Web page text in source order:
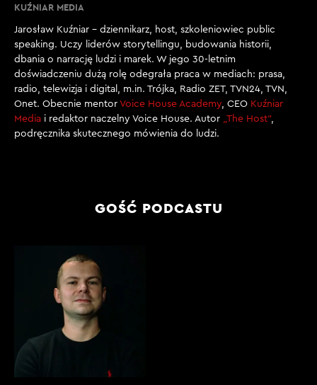
KUŹNIAR MEDIA
Jarosław Kuźniar – dziennikarz, host, szkoleniowiec public
speaking. Uczy liderów storytellingu, budowania historii,
dbania o narrację ludzi i marek. W jego 30-letnim
doświadczeniu dużą rolę odegrała praca w mediach: prasa,
radio, telewizja i digital, m.in. Trójka, Radio ZET, TVN24, TVN,
Onet. Obecnie mentor Voice House Academy, CEO Kuźniar
Media i redaktor naczelny Voice House. Autor „The Host”,
podręcznika skutecznego mówienia do ludzi.
GOŚĆ PODCASTU